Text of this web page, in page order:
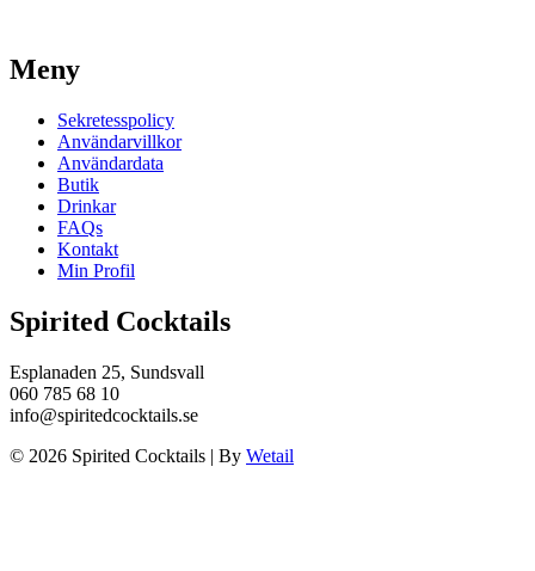
Meny
Sekretesspolicy
Användarvillkor
Användardata
Butik
Drinkar
FAQs
Kontakt
Min Profil
Spirited Cocktails
Esplanaden 25, Sundsvall
060 785 68 10
info@spiritedcocktails.se
© 2026 Spirited Cocktails | By Wetail